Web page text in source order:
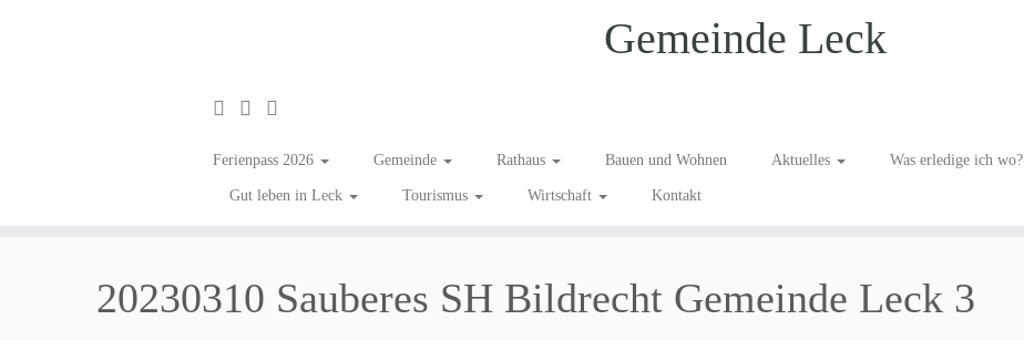
Gemeinde Leck
Ferienpass 2026 Gemeinde Rathaus Bauen und Wohnen Aktuelles Was erledige ich wo?
Gut leben in Leck Tourismus Wirtschaft Kontakt
20230310 Sauberes SH Bildrecht Gemeinde Leck 3